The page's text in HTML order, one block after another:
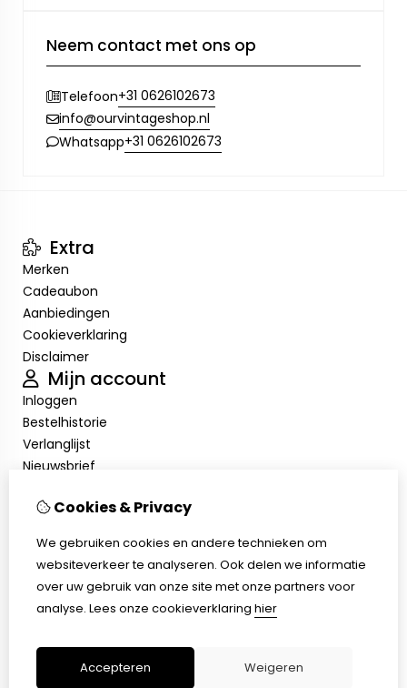
Neem contact met ons op
Telefoon+31 0626102673
info@ourvintageshop.nl
Whatsapp+31 0626102673
Extra
Merken
Cadeaubon
Aanbiedingen
Cookieverklaring
Disclaimer
Mijn account
Inloggen
Bestelhistorie
Verlanglijst
Nieuwsbrief
Disclaimer
Contact
Cookieverklaring
Cookies & Privacy
We gebruiken cookies en andere technieken om
websiteverkeer te analyseren. Ook delen we informatie
over uw gebruik van onze site met onze partners voor
analyse. Lees onze cookieverklaring hier
Accepteren Weigeren